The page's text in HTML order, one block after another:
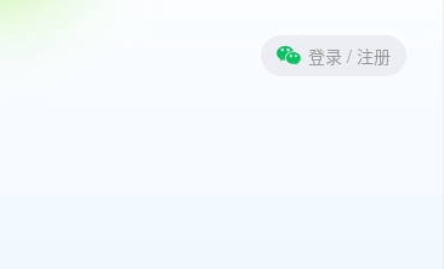
登录 / 注册